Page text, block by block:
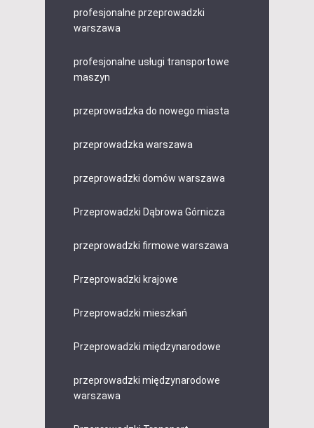
profesjonalne przeprowadzki
warszawa
profesjonalne usługi transportowe
maszyn
przeprowadzka do nowego miasta
przeprowadzka warszawa
przeprowadzki domów warszawa
Przeprowadzki Dąbrowa Górnicza
przeprowadzki firmowe warszawa
Przeprowadzki krajowe
Przeprowadzki mieszkań
Przeprowadzki międzynarodowe
przeprowadzki międzynarodowe
warszawa